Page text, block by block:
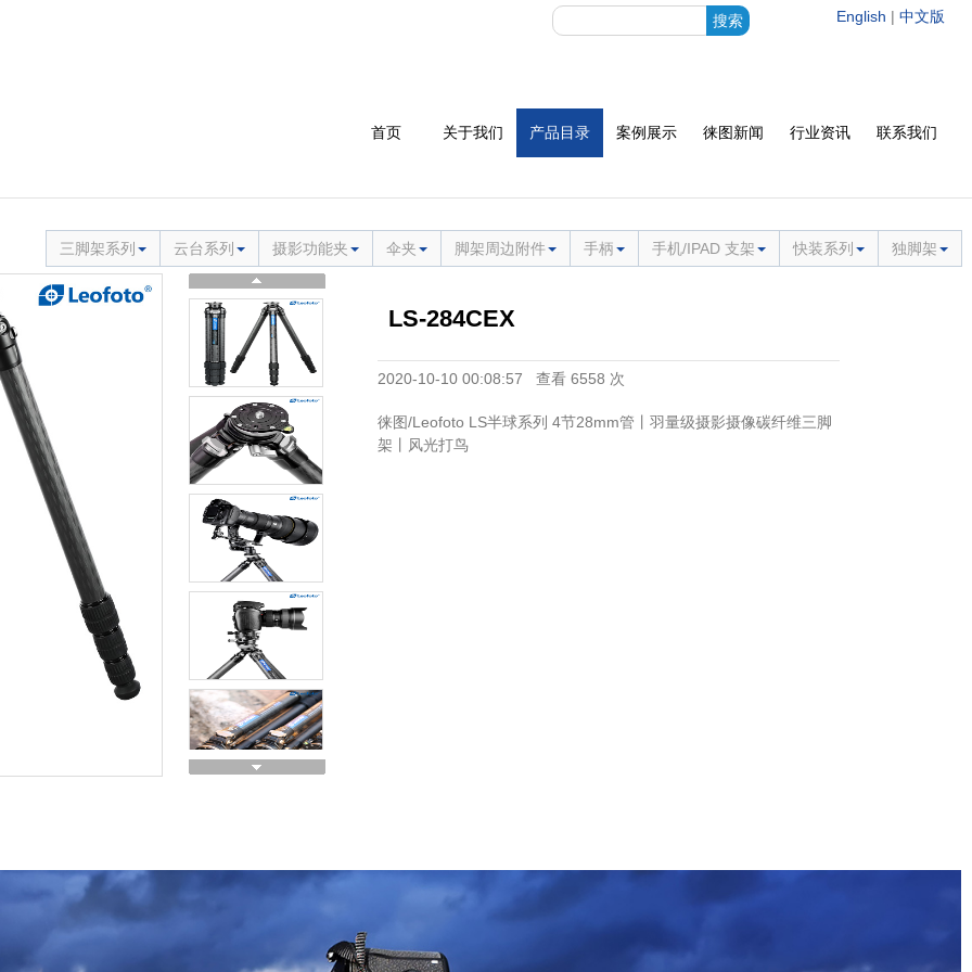
English | 中文版
首页 关于我们 产品目录 案例展示 徕图新闻 行业资讯 联系我们
三脚架系列 云台系列 摄影功能夹 伞夹 脚架周边附件 手柄 手机/IPAD 支架 快装系列 独脚架
LS-284CEX
2020-10-10 00:08:57 查看 6558 次
徕图/Leofoto LS半球系列 4节28mm管丨羽量级摄影摄像碳纤维三脚
架丨风光打鸟